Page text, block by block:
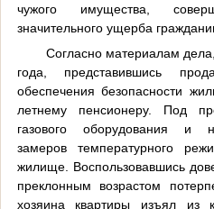
чужого имущества,
значительного ущерба
Согласно материалам
года, представившись
обеспечения безопасности
летнему пенсионеру. Под
газового оборудования и
замеров температурного
жилище. Воспользовавшись
преклонным возрастом
хозяина квартиры изъял из